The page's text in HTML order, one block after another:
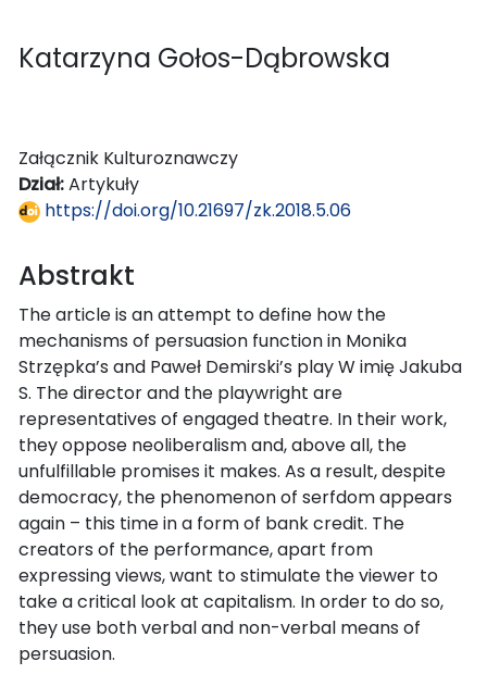
Katarzyna Gołos-Dąbrowska
Załącznik Kulturoznawczy
Dział:Artykuły
https://doi.org/10.21697/zk.2018.5.06
Abstrakt
The article is an attempt to define how the
mechanisms of persuasion function in Monika
Strzępka’s and Paweł Demirski’s play W imię Jakuba
S. The director and the playwright are
representatives of engaged theatre. In their work,
they oppose neoliberalism and, above all, the
unfulfillable promises it makes. As a result, despite
democracy, the phenomenon of serfdom appears
again – this time in a form of bank credit. The
creators of the performance, apart from
expressing views, want to stimulate the viewer to
take a critical look at capitalism. In order to do so,
they use both verbal and non-verbal means of
persuasion.